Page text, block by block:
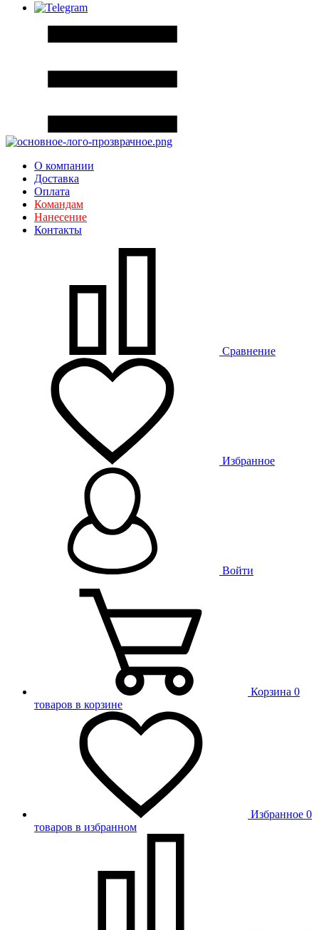
О компании
Доставка
Оплата
Командам
Нанесение
Контакты
Сравнение
Избранное
Войти
Корзина 0
товаров в корзине
Избранное 0
товаров в избранном